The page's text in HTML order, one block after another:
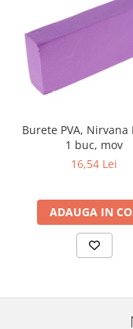
Burete PVA, Nirvana
1 buc, mov
16,54 Lei
ADAUGA IN